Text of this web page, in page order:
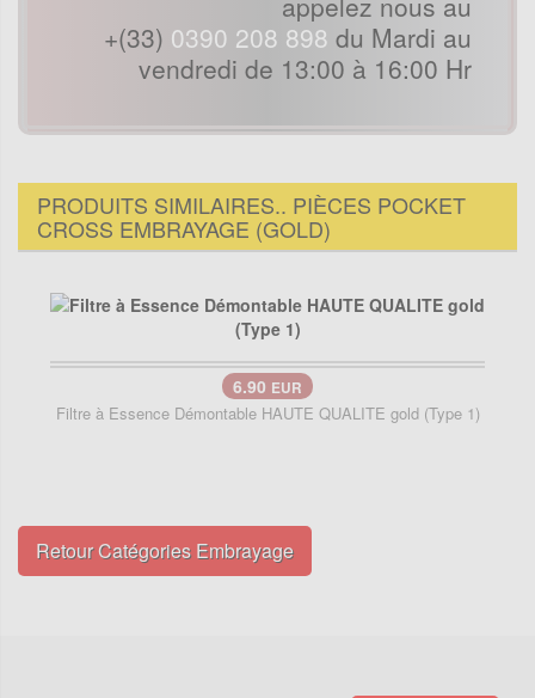
+(33) 0390 208 898 du Mardi au
vendredi de 13:00 à 16:00 Hr
PRODUITS SIMILAIRES.. PIÈCES POCKET
CROSS EMBRAYAGE (GOLD)
6.90 EUR
Filtre à Essence Démontable HAUTE QUALITE gold (Type 1)
Retour Catégories Embrayage